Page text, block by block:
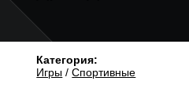
Категория:
Игры /Спортивные